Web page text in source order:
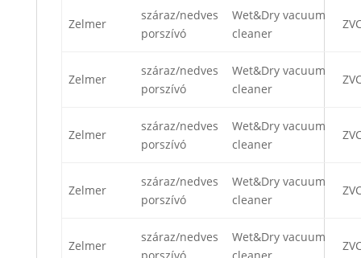
Zelmer
száraz/nedves
porszívó
Wet&Dry vacuum
cleaner
Zelmer
száraz/nedves
porszívó
Wet&Dry vacuum
cleaner
Zelmer
száraz/nedves
porszívó
Wet&Dry vacuum
cleaner
Zelmer
száraz/nedves
porszívó
Wet&Dry vacuum
cleaner
Zelmer
száraz/nedves
porszívó
Wet&Dry vacuum
cleaner